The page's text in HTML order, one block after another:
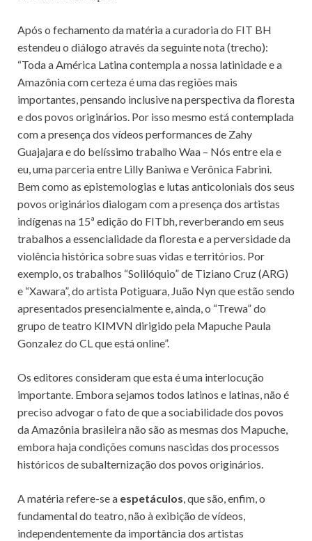
Após o fechamento da matéria a curadoria do FIT BH
estendeu o diálogo através da seguinte nota (trecho):
“Toda a América Latina contempla a nossa latinidade e a
Amazônia com certeza é uma das regiões mais
importantes, pensando inclusive na perspectiva da floresta
e dos povos originários. Por isso mesmo está contemplada
com a presença dos vídeos performances de Zahy
Guajajara e do belíssimo trabalho Waa – Nós entre ela e
eu, uma parceria entre Lilly Baniwa e Verônica Fabrini.
Bem como as epistemologias e lutas anticoloniais dos seus
povos originários dialogam com a presença dos artistas
indígenas na 15ª edição do FITbh, reverberando em seus
trabalhos a essencialidade da floresta e a perversidade da
violência histórica sobre suas vidas e territórios. Por
exemplo, os trabalhos “Solilóquio” de Tiziano Cruz (ARG)
e “Xawara”, do artista Potiguara, Juão Nyn que estão sendo
apresentados presencialmente e, ainda, o “Trewa” do
grupo de teatro KIMVN dirigido pela Mapuche Paula
Gonzalez do CL que está online”.
Os editores consideram que esta é uma interlocução
importante. Embora sejamos todos latinos e latinas, não é
preciso advogar o fato de que a sociabilidade dos povos
da Amazônia brasileira não são as mesmas dos Mapuche,
embora haja condições comuns nascidas dos processos
históricos de subalternização dos povos originários.
A matéria refere-se a espetáculos, que são, enfim, o
fundamental do teatro, não à exibição de vídeos,
independentemente da importância dos artistas